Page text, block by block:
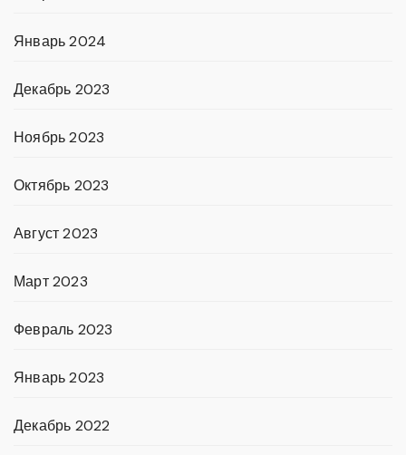
Январь 2024
Декабрь 2023
Ноябрь 2023
Октябрь 2023
Август 2023
Март 2023
Февраль 2023
Январь 2023
Декабрь 2022